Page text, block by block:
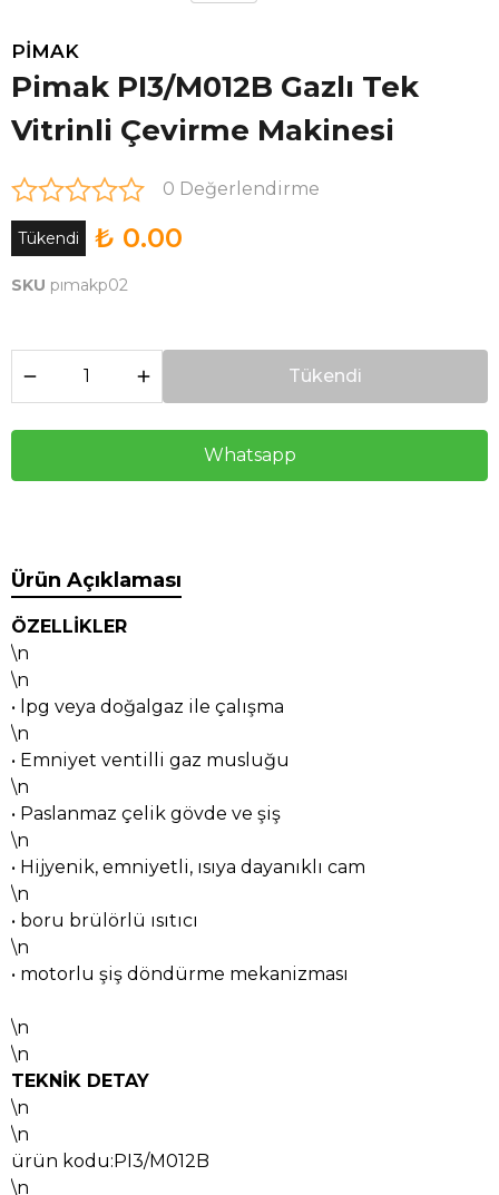
PİMAK
Pimak PI3/M012B Gazlı Tek
Vitrinli Çevirme Makinesi
0 Değerlendirme
Tükendi ₺ 0.00
SKU pımakp02
Tükendi
Whatsapp
Ürün Açıklaması
ÖZELLİKLER
\n
\n
• lpg veya doğalgaz ile çalışma
\n
• Emniyet ventilli gaz musluğu
\n
• Paslanmaz çelik gövde ve şiş
\n
• Hijyenik, emniyetli, ısıya dayanıklı cam
\n
• boru brülörlü ısıtıcı
\n
• motorlu şiş döndürme mekanizması
\n
\n
TEKNİK DETAY
\n
\n
ürün kodu:PI3/M012B
\n